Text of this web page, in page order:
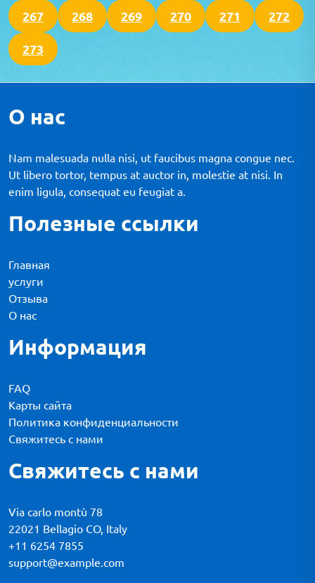
267 268 269 270 271 272
273
О нас
Nam malesuada nulla nisi, ut faucibus magna congue nec.
Ut libero tortor, tempus at auctor in, molestie at nisi. In
enim ligula, consequat eu feugiat a.
Полезные ссылки
Главная
услуги
Отзыва
О нас
Информация
FAQ
Карты сайта
Политика конфиденциальности
Свяжитесь с нами
Свяжитесь с нами
Via carlo montù 78
22021 Bellagio CO, Italy
+11 6254 7855
support@example.com